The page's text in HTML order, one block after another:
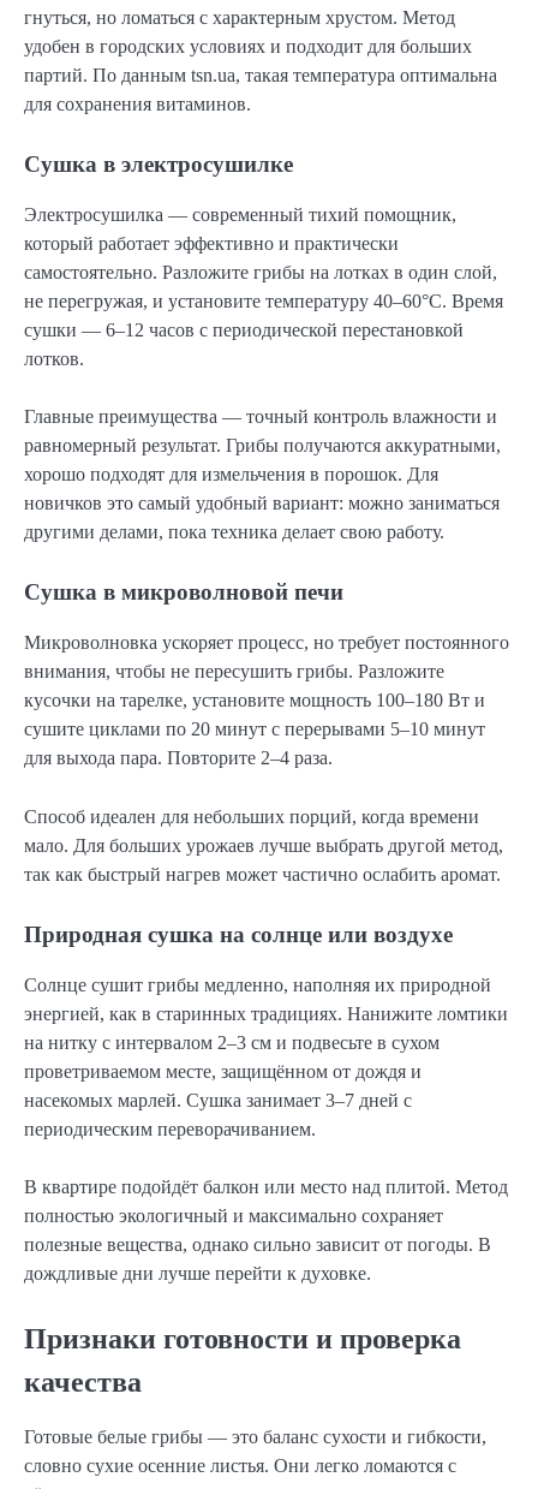
гнуться, но ломаться с характерным хрустом. Метод
удобен в городских условиях и подходит для больших
партий. По данным tsn.ua, такая температура оптимальна
для сохранения витаминов.
Сушка в электросушилке
Электросушилка — современный тихий помощник,
который работает эффективно и практически
самостоятельно. Разложите грибы на лотках в один слой,
не перегружая, и установите температуру 40–60°C. Время
сушки — 6–12 часов с периодической перестановкой
лотков.
Главные преимущества — точный контроль влажности и
равномерный результат. Грибы получаются аккуратными,
хорошо подходят для измельчения в порошок. Для
новичков это самый удобный вариант: можно заниматься
другими делами, пока техника делает свою работу.
Сушка в микроволновой печи
Микроволновка ускоряет процесс, но требует постоянного
внимания, чтобы не пересушить грибы. Разложите
кусочки на тарелке, установите мощность 100–180 Вт и
сушите циклами по 20 минут с перерывами 5–10 минут
для выхода пара. Повторите 2–4 раза.
Способ идеален для небольших порций, когда времени
мало. Для больших урожаев лучше выбрать другой метод,
так как быстрый нагрев может частично ослабить аромат.
Природная сушка на солнце или воздухе
Солнце сушит грибы медленно, наполняя их природной
энергией, как в старинных традициях. Нанижите ломтики
на нитку с интервалом 2–3 см и подвесьте в сухом
проветриваемом месте, защищённом от дождя и
насекомых марлей. Сушка занимает 3–7 дней с
периодическим переворачиванием.
В квартире подойдёт балкон или место над плитой. Метод
полностью экологичный и максимально сохраняет
полезные вещества, однако сильно зависит от погоды. В
дождливые дни лучше перейти к духовке.
Признаки готовности и проверка
качества
Готовые белые грибы — это баланс сухости и гибкости,
словно сухие осенние листья. Они легко ломаются с